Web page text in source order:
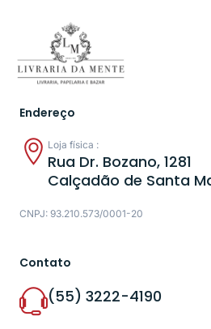
Endereço
Loja física :
Rua Dr. Bozano, 1281
Calçadão de Santa
CNPJ: 93.210.573/0001-20
Contato
(55) 3222-4190